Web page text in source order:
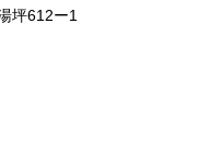
坪612ー1